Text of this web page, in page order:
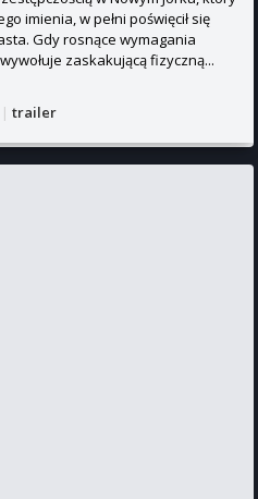
imienia, w pełni poświęcił się
Gdy rosnące wymagania
zaskakującą fizyczną...
| trailer